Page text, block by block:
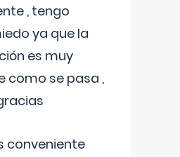
, tengo
ya que la
es muy
como se pasa ,
conveniente